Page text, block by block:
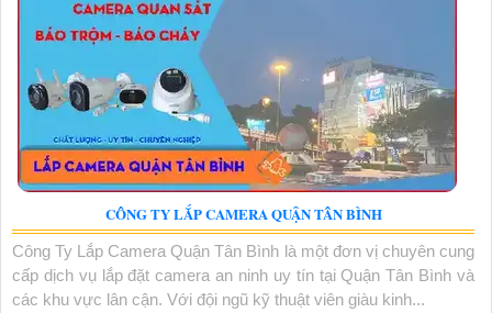
CÔNG TY LẮP CAMERA QUẬN TÂN BÌNH
Công Ty Lắp Camera Quận Tân Bình là một đơn vị chuyên cung
cấp dịch vụ lắp đặt camera an ninh uy tín tại Quận Tân Bình và
các khu vực lân cận. Với đội ngũ kỹ thuật viên giàu kinh...